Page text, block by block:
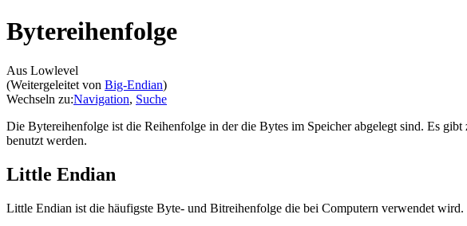
Bytereihenfolge
Aus Lowlevel
(Weitergeleitet von Big-Endian)
Wechseln zu:Navigation, Suche
Die Bytereihenfolge ist die Reihenfolge in der die Bytes im Speicher abgelegt sind. Es
benutzt werden.
Little Endian
Little Endian ist die häufigste Byte- und Bitreihenfolge die bei Computern verwendet